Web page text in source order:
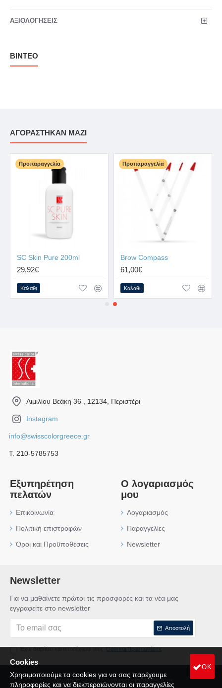
ΑΞΙΟΛΟΓΉΣΕΙΣ
ΒΊΝΤΕΟ
ΑΓΟΡΆΣΤΗΚΑΝ ΜΑΖΊ
Προπαραγγελία
SC Skin Pure 200ml
29,92€
Καλαθι
Προπαραγγελία
Brow Compass
61,00€
Καλαθι
Αιμιλίου Βεάκη 36 , 12134, Περιστέρι
Instagram
info@swisscolorgreece.gr
Τ. 210-5785753
Εξυπηρέτηση
πελατών
Επικοινωνία
Πολιτική επιστροφών
Όροι και Προϋποθέσεις
Ο λογαριασμός
μου
Λογαριασμός
Παραγγελίες
Newsletter
Newsletter
Για να μαθαίνετε πρώτοι τις προσφορές και τα νέα μας
εγγραφείτε στο newsletter
Αποστολή
Έχω διαβάσει και αποδέχομαι τους Όροι και Προϋποθέσεις
Copyright © 2022 - swisscolorgreece.gr
OK
Cookies
Χρησιμοποιούμε τα cookies για να σας παρέχουμε
πληροφορίες και να διεκπεραιώνονται οι παραγγελίες